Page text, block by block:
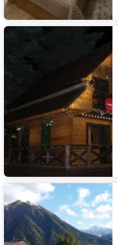
Шале
сказка
Шале
Narat
Village